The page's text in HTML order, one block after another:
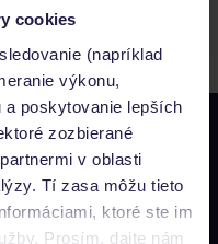
cookies
(napríklad
výkonu,
a poskytovanie lepších
zozbierané
v oblasti
Tí zasa môžu tieto
ktoré ste im
Prosím, dajte nám